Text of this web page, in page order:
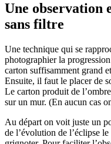
Une observation
sans filtre
Une technique qui se
photographier la
carton suffisamment grand
Ensuite, il faut le placer de
Le carton produit de
sur un mur. (En aucun cas
Au départ on voit juste un
de l’évolution de l’éclipse